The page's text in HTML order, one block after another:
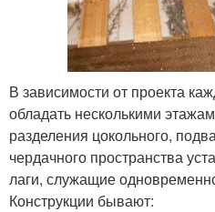
В зависимости от проекта
обладать несколькими
разделения цокольного,
чердачного пространства
лаги, служащие
Конструкции бывают: